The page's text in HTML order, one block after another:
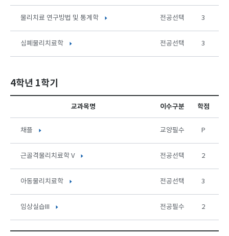
물리치료 연구방법 및 통계학 전공선택 3
심폐물리치료학 전공선택 3
4학년 1학기
교과목명 이수구분 학점
채플 교양필수 P
근골격물리치료학 V 전공선택 2
아동물리치료학 전공선택 3
임상실습III 전공필수 2